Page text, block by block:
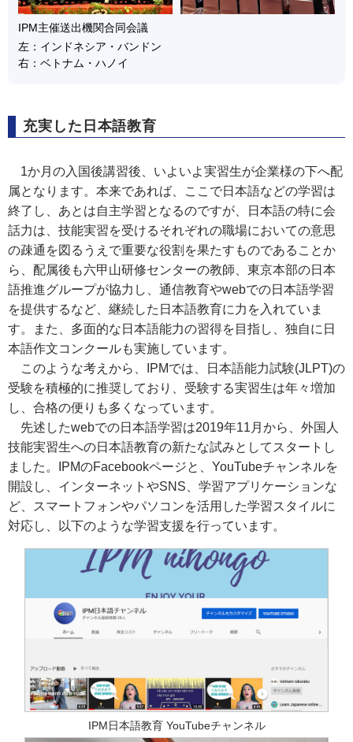
IPM主催送出機関合同会議
左： インドネシア・バンドン
右： ベトナム・ハノイ
充実した日本語教育
1か月の入国後講習後、いよいよ実習生が企業様の下へ配
属となります。本来であれば、ここで日本語などの学習は
終了し、あとは自主学習となるのですが、日本語の特に会
話力は、技能実習を受けるそれぞれの職場においての意思
の疎通を図るうえで重要な役割を果たすものであることか
ら、配属後も六甲山研修センターの教師、東京本部の日本
語推進グループが協力し、通信教育やwebでの日本語学習
を提供するなど、継続した日本語教育に力を入れていま
す。また、多面的な日本語能力の習得を目指し、独自に日
本語作文コンクールも実施しています。
このような考えから、IPMでは、日本語能力試験(JLPT)の
受験を積極的に推奨しており、受験する実習生は年々増加
し、合格の便りも多くなっています。
先述したwebでの日本語学習は2019年11月から、外国人
技能実習生への日本語教育の新たな試みとしてスタートし
ました。IPMのFacebookページと、YouTubeチャンネルを
開設し、インターネットやSNS、学習アプリケーションな
ど、スマートフォンやパソコンを活用した学習スタイルに
対応し、以下のような学習支援を行っています。
IPM日本語教育 YouTubeチャンネル